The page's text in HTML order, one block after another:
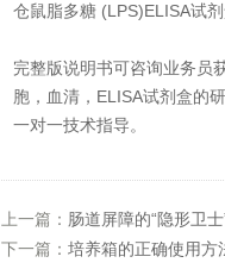
仓鼠脂多糖 (LPS)ELISA试
完整版说明书可咨询业务员
胞，血清，ELISA试剂盒的
一对一技术指导。
上一篇： 肠道屏障的“隐形卫
下一篇： 培养箱的正确使用方